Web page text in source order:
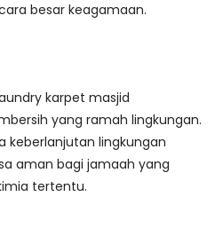
besar keagamaan.
karpet masjid
yang ramah lingkungan.
keberlanjutan lingkungan
aman bagi jamaah yang
tertentu.